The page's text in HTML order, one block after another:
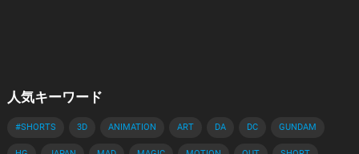
人気キーワード
#SHORTS 3D ANIMATION ART DA DC GUNDAM